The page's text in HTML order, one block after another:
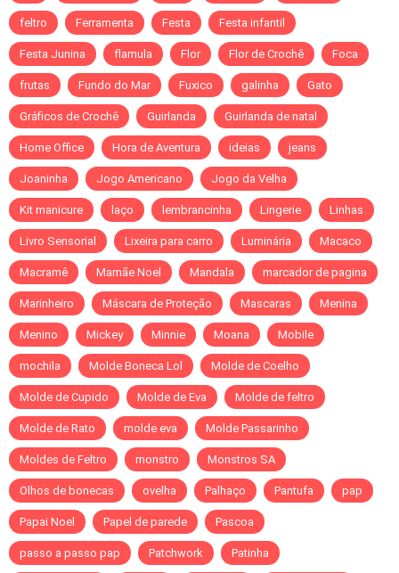
feltro Ferramenta Festa Festa infantil
Festa Junina flamula Flor Flor de Crochê Foca
frutas Fundo do Mar Fuxico galinha Gato
Gráficos de Crochê Guirlanda Guirlanda de natal
Home Office Hora de Aventura ideias jeans
Joaninha Jogo Americano Jogo da Velha
Kit manicure laço lembrancinha Lingerie Linhas
Livro Sensorial Lixeira para carro Luminária Macaco
Macramê Mamãe Noel Mandala marcador de pagina
Marinheiro Máscara de Proteção Mascaras Menina
Menino Mickey Minnie Moana Mobile
mochila Molde Boneca Lol Molde de Coelho
Molde de Cupido Molde de Eva Molde de feltro
Molde de Rato molde eva Molde Passarinho
Moldes de Feltro monstro Monstros SA
Olhos de bonecas ovelha Palhaço Pantufa pap
Papai Noel Papel de parede Pascoa
passo a passo pap Patchwork Patinha